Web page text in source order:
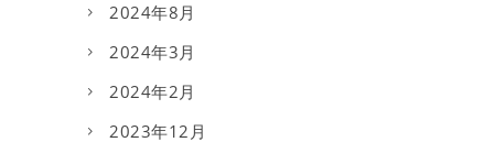
2024年8月
2024年3月
2024年2月
2023年12月